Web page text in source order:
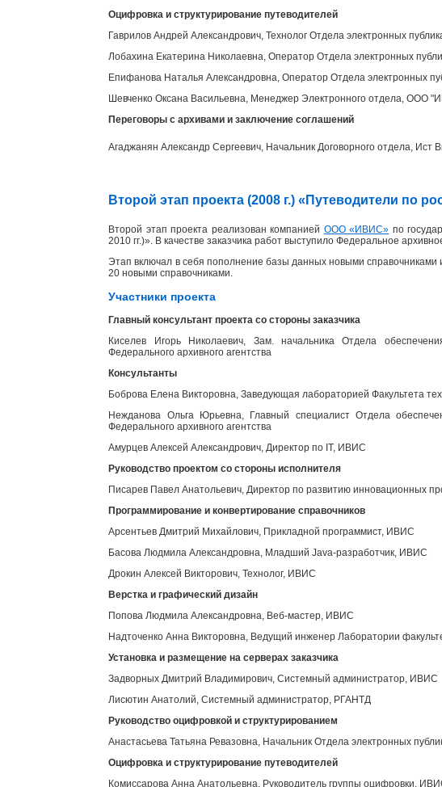
Оцифровка и структурирование путеводителей
Гаврилов Андрей Александрович, Технолог Отдела электронных
Лобахина Екатерина Николаевна, Оператор Отдела электронных
Епифанова Наталья Александровна, Оператор Отдела электронных
Шевченко Оксана Васильевна, Менеджер Электронного отдела, OOO
Переговоры с архивами и заключение соглашений
Агаджанян Александр Сергеевич, Начальник Договорного отдела, Ист
Второй этап проекта (2008 г.) «Путеводители по
Второй этап проекта реализован компанией ООО «ИВИС» по
2010 гг.)». В качестве заказчика работ выступило Федеральное
Этап включал в себя пополнение базы данных новыми
20 новыми справочниками.
Участники проекта
Главный консультант проекта со стороны заказчика
Киселев Игорь Николаевич, Зам. начальника Отдела
Федерального архивного агентства
Консультанты
Боброва Елена Викторовна, Заведующая лабораторией Факультета
Нежданова Ольга Юрьевна, Главный специалист Отдела
Федерального архивного агентства
Амурцев Алексей Александрович, Директор по IT, ИВИС
Руководство проектом со стороны исполнителя
Писарев Павел Анатольевич, Директор по развитию инновационных
Программирование и конвертирование справочников
Арсентьев Дмитрий Михайлович, Прикладной программист, ИВИС
Басова Людмила Александровна, Младший Java-разработчик, ИВИС
Дрокин Алексей Викторович, Технолог, ИВИС
Верстка и графический дизайн
Попова Людмила Александровна, Веб-мастер, ИВИС
Надточенко Анна Викторовна, Ведущий инженер Лаборатории
Установка и размещение на серверах заказчика
Задворных Дмитрий Владимирович, Системный администратор, ИВИС
Лисютин Анатолий, Системный администратор, РГАНТД
Руководство оцифровкой и структурированием
Анастасьева Татьяна Ревазовна, Начальник Отдела электронных
Оцифровка и структурирование путеводителей
Комиссарова Анна Анатольевна, Руководитель группы оцифровки,